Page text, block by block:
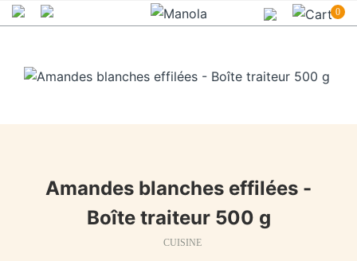
0
Amandes blanches effilées -
Boîte traiteur 500 g
CUISINE